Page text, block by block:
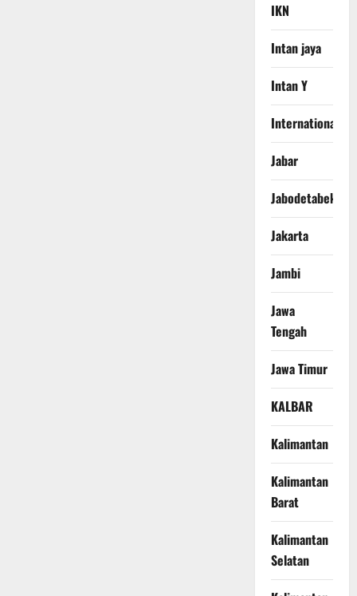
IKN
Intan jaya
Intan Y
International
Jabar
Jabodetabek
Jakarta
Jambi
Jawa
Tengah
Jawa Timur
KALBAR
Kalimantan
Kalimantan
Barat
Kalimantan
Selatan